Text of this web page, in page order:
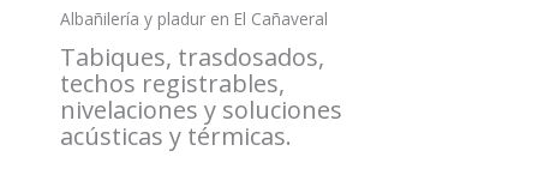
Albañilería y pladur en El Cañaveral
Tabiques, trasdosados,
techos registrables,
nivelaciones y soluciones
acústicas y térmicas.